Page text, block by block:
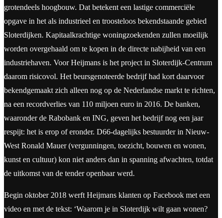
grotendeels hoogbouw. Dat betekent een lastige commerciële
opgave in het als industrieel en troosteloos bekendstaande gebied
Sloterdijken. Kapitaalkrachtige woningzoekenden zullen moeilijk
worden overgehaald om te kopen in de directe nabijheid van een
industriehaven. Voor Heijmans is het project in Sloterdijk-Centrum
daarom risicovol. Het beursgenoteerde bedrijf had kort daarvoor
bekendgemaakt zich alleen nog op de Nederlandse markt te richten,
na een recordverlies van 110 miljoen euro in 2016. De banken,
waaronder de Rabobank en ING, geven het bedrijf nog een jaar
respijt: het is erop of eronder. D66-dagelijks bestuurder in Nieuw-
West Ronald Mauer (vergunningen, toezicht, bouwen en wonen,
kunst en cultuur) kon niet anders dan in spanning afwachten, totdat
de uitkomst van de tender openbaar werd.
Begin oktober 2018 werft Heijmans klanten op Facebook met een
video en met de tekst: ‘Waarom je in Sloterdijk wilt gaan wonen?